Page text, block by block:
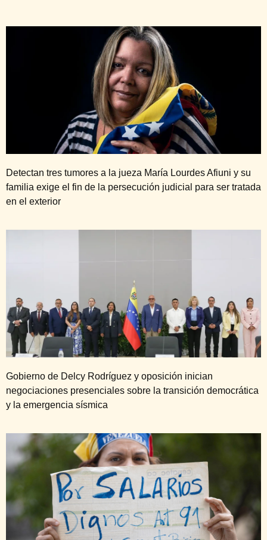
Detectan tres tumores a la jueza María Lourdes Afiuni y su
familia exige el fin de la persecución judicial para ser tratada
en el exterior
Gobierno de Delcy Rodríguez y oposición inician
negociaciones presenciales sobre la transición democrática
y la emergencia sísmica